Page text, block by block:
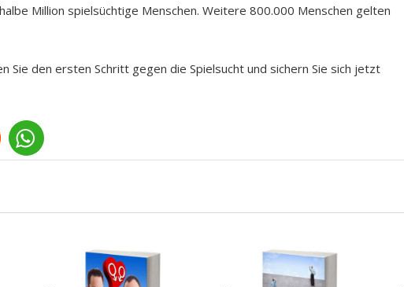
Million spielsüchtige Menschen. Weitere 800.000 Menschen gelten
den ersten Schritt gegen die Spielsucht und sichern Sie sich jetzt